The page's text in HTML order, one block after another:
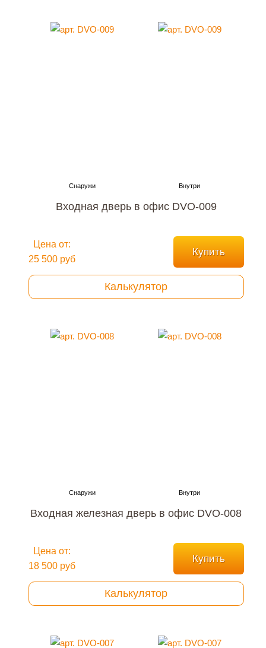
Входная дверь в офис DVO-009
Цена от:
25 500 руб
Купить
Калькулятор
Входная железная дверь в офис DVO-008
Цена от:
18 500 руб
Купить
Калькулятор